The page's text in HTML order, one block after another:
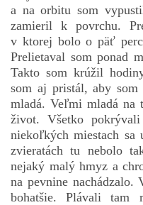
a na orbitu som
zamieril k povrchu.
v ktorej bolo o päť
Prelietaval som ponad
Takto som krúžil
som aj pristál, aby
mladá. Veľmi mladá na
život. Všetko
niekoľkých miestach
zvieratách tu nebolo
nejaký malý hmyz a
na pevnine
bohatšie. Plávali tam